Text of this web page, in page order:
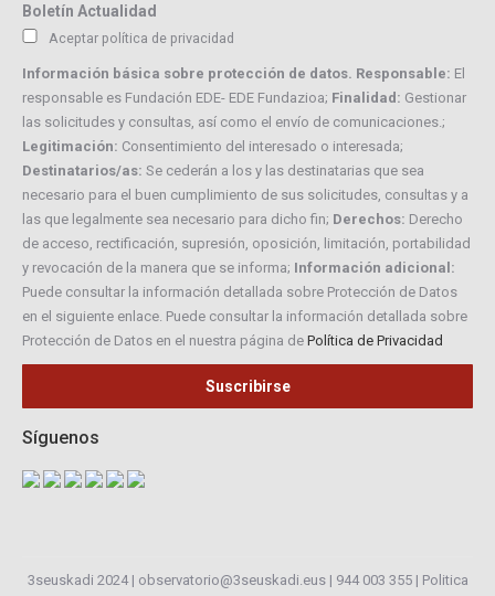
Boletín Actualidad
Aceptar política de privacidad
Información básica sobre protección de datos. Responsable: El
responsable es Fundación EDE- EDE Fundazioa; Finalidad: Gestionar
las solicitudes y consultas, así como el envío de comunicaciones.;
Legitimación: Consentimiento del interesado o interesada;
Destinatarios/as: Se cederán a los y las destinatarias que sea
necesario para el buen cumplimiento de sus solicitudes, consultas y a
las que legalmente sea necesario para dicho fin; Derechos: Derecho
de acceso, rectificación, supresión, oposición, limitación, portabilidad
y revocación de la manera que se informa; Información adicional:
Puede consultar la información detallada sobre Protección de Datos
en el siguiente enlace. Puede consultar la información detallada sobre
Protección de Datos en el nuestra página de Política de Privacidad
Síguenos
3seuskadi 2024 | observatorio@3seuskadi.eus| 944 003 355| Politica